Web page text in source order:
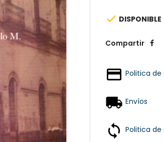
 DISPONIBLE
Compartir
Politica de
Envíos
Politica